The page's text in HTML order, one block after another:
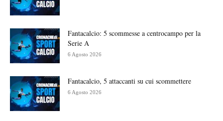
Fantacalcio: 5 scommesse a centrocampo per la
Serie A
6 Agosto 2026
Fantacalcio, 5 attaccanti su cui scommettere
6 Agosto 2026